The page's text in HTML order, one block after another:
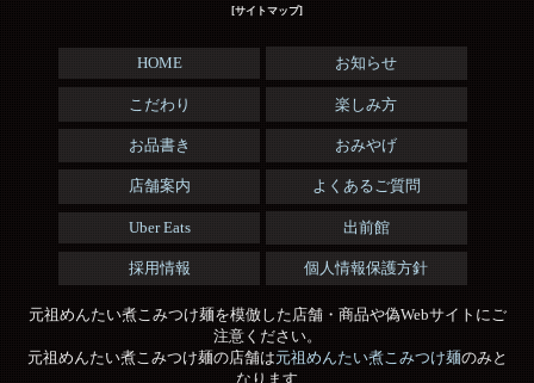
[サイトマップ]
HOME お知らせ
こだわり 楽しみ方
お品書き おみやげ
店舗案内 よくあるご質問
Uber Eats 出前館
採用情報 個人情報保護方針
元祖めんたい煮こみつけ麺を模倣した店舗・商品や偽Webサイトにご
注意ください。
元祖めんたい煮こみつけ麺の店舗は元祖めんたい煮こみつけ麺のみと
なります